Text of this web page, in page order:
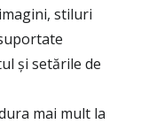
stiluri
și setările de
mai mult la